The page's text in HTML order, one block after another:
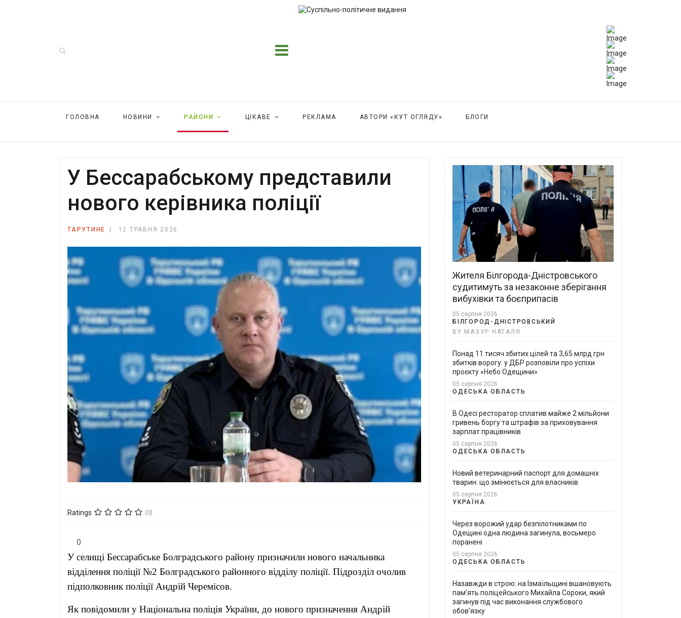
ГОЛОВНА НОВИНИ РАЙОНИ ЦІКАВЕ РЕКЛАМА АВТОРИ «КУТ ОГЛЯДУ» БЛОГИ
У Бессарабському представили
нового керівника поліції
ТАРУТИНЕ 12 ТРАВНЯ 2026
Ratings (0)
0
У селищі Бессарабське Болградського району призначили нового начальника
відділення поліції №2 Болградського районного відділу поліції. Підрозділ очолив
підполковник поліції Андрій Черемісов.
Як повідомили у Національна поліція України, до нового призначення Андрій
Жителя Білгорода-Дністровського
судитимуть за незаконне зберігання
вибухівки та боєприпасів
05 серпня 2026
БІЛГОРОД-ДНІСТРОВСЬКИЙ
BY МАЗУР НАТАЛЯ
Понад 11 тисяч збитих цілей та 3,65 млрд грн
збитків ворогу: у ДБР розповіли про успіхи
проєкту «Небо Одещини»
05 серпня 2026
ОДЕСЬКА ОБЛАСТЬ
В Одесі ресторатор сплатив майже 2 мільйони
гривень боргу та штрафів за приховування
зарплат працівників
05 серпня 2026
ОДЕСЬКА ОБЛАСТЬ
Новий ветеринарний паспорт для домашніх
тварин: що змінюється для власників
05 серпня 2026
УКРАЇНА
Через ворожий удар безпілотниками по
Одещині одна людина загинула, восьмеро
поранені
05 серпня 2026
ОДЕСЬКА ОБЛАСТЬ
Назавжди в строю: на Ізмаїльщині вшановують
пам’ять поліцейського Михайла Сороки, який
загинув під час виконання службового
обов’язку